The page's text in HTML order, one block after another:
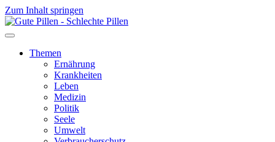
Zum Inhalt springen
Themen
Ernährung
Krankheiten
Leben
Medizin
Politik
Seele
Umwelt